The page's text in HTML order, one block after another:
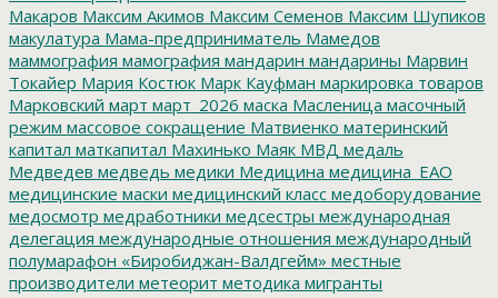
Макаров Максим Акимов Максим Семенов Максим Шупиков
макулатура Мама-предприниматель Мамедов
маммография мамография мандарин мандарины Марвин
Токайер Мария Костюк Марк Кауфман маркировка товаров
Марковский март март_2026 маска Масленица масочный
режим массовое сокращение Матвиенко материнский
капитал маткапитал Махинько Маяк МВД медаль
Медведев медведь медики Медицина медицина_ЕАО
медицинские маски медицинский класс медоборудование
медосмотр медработники медсестры международная
делегация международные отношения международный
полумарафон «Биробиджан-Валдгейм» местные
производители метеорит методика мигранты